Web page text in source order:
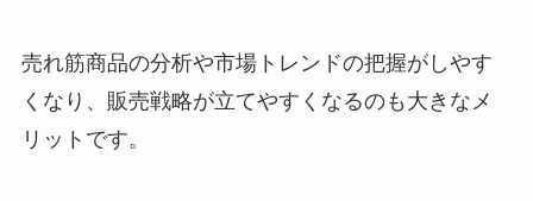
売れ筋商品の分析や市場トレンドの把握がしやす
くなり、販売戦略が立てやすくなるのも大きなメ
リットです。